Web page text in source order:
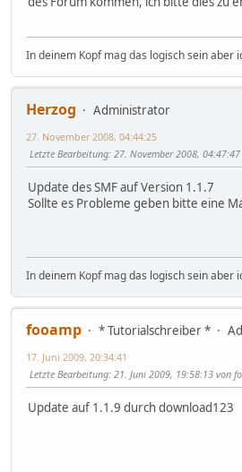
In deinem Kopf mag das logisch sein aber
Herzog
Administrator
27. November 2008, 04:44:25
Letzte Bearbeitung: 27. November 2008,
Update des SMF auf Version 1.1.7
Sollte es Probleme geben bitte eine
In deinem Kopf mag das logisch sein aber
fooamp * Tutorialschreiber *
17. Juni 2009, 20:34:41
Letzte Bearbeitung: 21. Juni 2009, 19:58:13 von
Update auf 1.1.9 durch download123